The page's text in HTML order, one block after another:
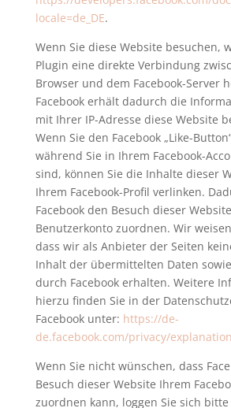
locale=de_DE.
Wenn Sie diese Website besuchen,
Plugin eine direkte Verbindung
Browser und dem Facebook-Server
Facebook erhält dadurch die
mit Ihrer IP-Adresse diese Website
Wenn Sie den Facebook „Like-
während Sie in Ihrem Facebook-
sind, können Sie die Inhalte dieser
Ihrem Facebook-Profil verlinken.
Facebook den Besuch dieser
Benutzerkonto zuordnen. Wir
dass wir als Anbieter der Seiten
Inhalt der übermittelten Daten
durch Facebook erhalten. Weitere
hierzu finden Sie in der
Facebook unter: https://de-
de.facebook.com/privacy/explanation
Wenn Sie nicht wünschen, dass
Besuch dieser Website Ihrem
zuordnen kann, loggen Sie sich